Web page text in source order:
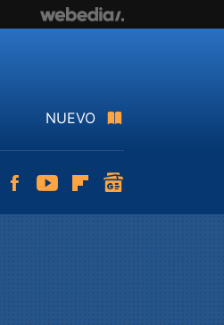
NUEVO
InstagramFacebookYoutubeFlipboard